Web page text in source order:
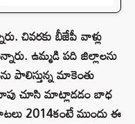
చివరకు బీజేపీ వాళ్లు
ఉమ్మడి పది జిల్లాలను
పాలిస్తున్న మాకెంతు
చూసి మాట్లాడడం బాధ
2014కంటే ముందు ఈ